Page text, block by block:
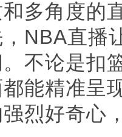
多角度的
NBA直播
不论是扣
能精准呈
烈好奇心